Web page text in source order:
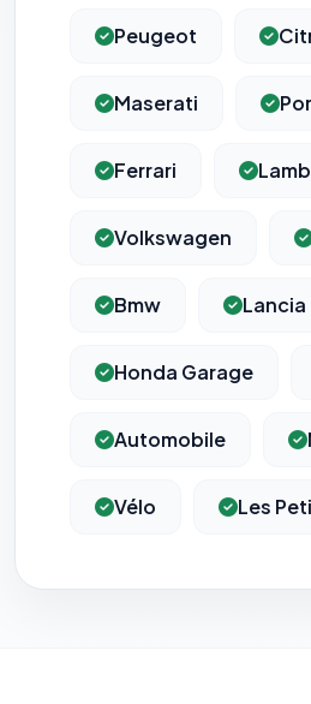
Peugeot
Maserati
Ferrari
Volkswagen
Bmw Lancia
Honda Garage
Automobile
Vélo Les